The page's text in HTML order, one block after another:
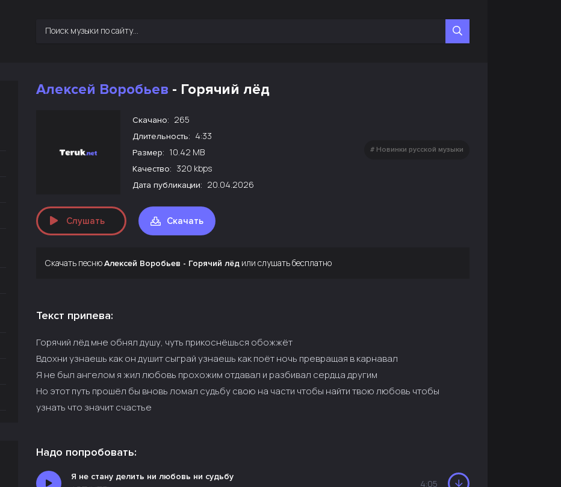
Алексей Воробьев - Горячий лёд
Скачано: 265
Длительность: 4:33
Размер: 10.42 MB
Качество: 320 kbps
Дата публикации: 20.04.2026
Новинки русской музыки
Слушать Скачать
Скачать песнюАлексей Воробьев - Горячий лёд или слушать бесплатно
Текст припева:
Горячий лёд мне обнял душу, чуть прикоснёшься обожжёт
Вдохни узнаешь как он душит сыграй узнаешь как поёт ночь превращая в карнавал
Я не был ангелом я жил любовь прохожим отдавал и разбивал сердца другим
Но этот путь прошёл бы вновь ломал судьбу свою на части чтобы найти твою любовь чтобы
узнать что значит счастье
Надо попробовать:
Я не стану делить ни любовь ни судьбу
4:05